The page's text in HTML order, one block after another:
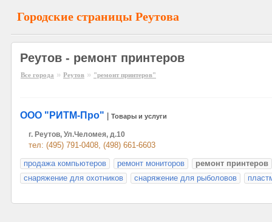
Городские страницы Реутова
Реутов - ремонт принтеров
Все города » Реутов » "ремонт принтеров"
ООО "РИТМ-Про" Товары и услуги
г. Реутов, Ул.Челомея, д.10
тел: (495) 791-0408, (498) 661-6603
продажа компьютеров
ремонт мониторов
ремонт принтеров
снаряжение для охотников
снаряжение для рыболовов